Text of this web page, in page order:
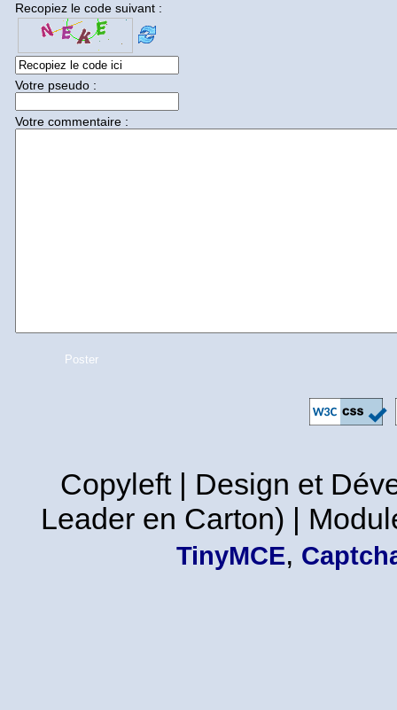
Recopiez le code suivant :
Votre pseudo :
Votre commentaire :
Copyleft | Design et
Leader en Carton) |
TinyMCE,